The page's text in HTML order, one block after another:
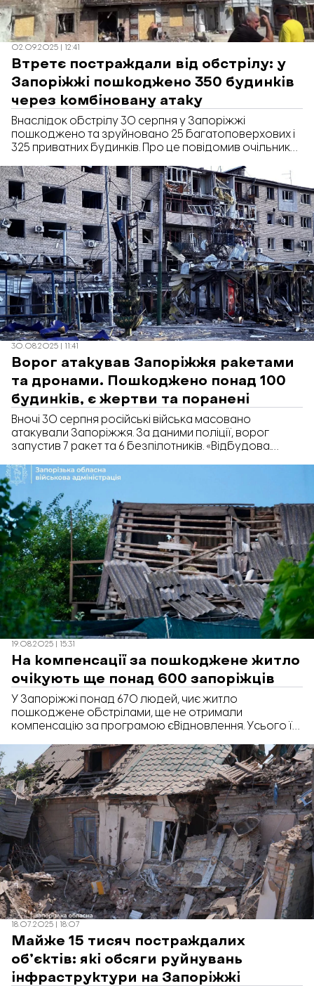
02.09.2025 | 12:41
Втретє постраждали від обстрілу: у
Запоріжжі пошкоджено 350 будинків
через комбіновану атаку
Внаслідок обстрілу 30 серпня у Запоріжжі
пошкоджено та зруйновано 25 багатоповерхових і
325 приватних будинків. Про це повідомив очільник
Федоров.
30.08.2025 | 11:41
Ворог атакував Запоріжжя ракетами
та дронами. Пошкоджено понад 100
будинків, є жертви та поранені
Вночі 30 серпня російські війська масовано
атакували Запоріжжя. За даними поліції, ворог
запустив 7 ракет та 6 безпілотників. «Відбудова.
атаки.
19.08.2025 | 15:31
На компенсації за пошкоджене житло
очікують ще понад 600 запоріжців
У Запоріжжі понад 670 людей, чиє житло
пошкоджене обстрілами, ще не отримали
компенсацію за програмою єВідновлення. Усього їм
18.07.2025 | 18:07
Майже 15 тисяч постраждалих
об’єктів: які обсяги руйнувань
інфраструктури на Запоріжжі